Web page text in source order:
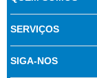
SERVIÇOS
SIGA-NOS